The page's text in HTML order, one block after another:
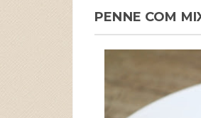
PENNE COM